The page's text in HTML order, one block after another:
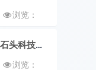
浏览：
变革两年，“耐心”的石头科技还能装下昌敬的野心吗？
浏览：